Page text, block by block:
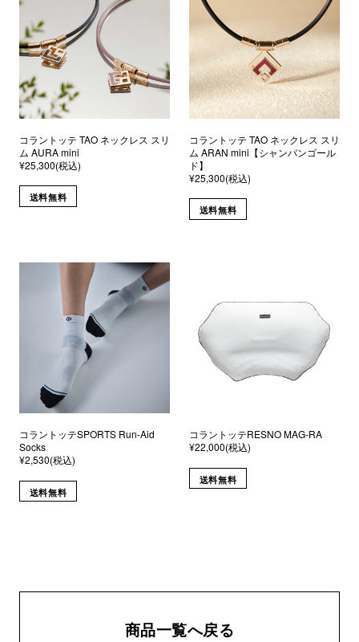
コラントッテ TAO ネックレス スリ
ム AURA mini
¥25,300(税込)
送料無料
コラントッテ TAO ネックレス スリ
ム ARAN mini【シャンパンゴール
ド】
¥25,300(税込)
送料無料
コラントッテSPORTS Run-Aid
Socks
¥2,530(税込)
送料無料
コラントッテRESNO MAG-RA
¥22,000(税込)
送料無料
商品一覧へ戻る